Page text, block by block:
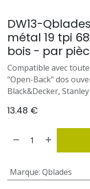
DW13-
métal 19 tpi
bois - par
Compatible avec
"Open-Back" dos
Black&Decker,
13.48 €
Marque: Qblades